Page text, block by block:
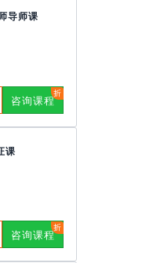
导师课
咨询课程
课
咨询课程